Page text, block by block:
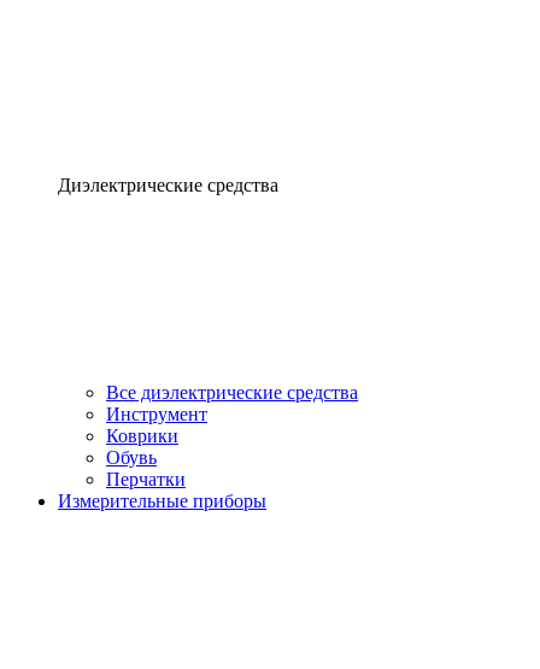
Диэлектрические средства
Все диэлектрические средства
Инструмент
Коврики
Обувь
Перчатки
Измерительные приборы